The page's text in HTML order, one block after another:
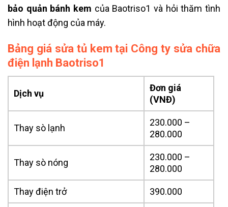
bảo quản bánh kem của Baotriso1 và hỏi thăm tình
hình hoạt động của máy.
Bảng giá sửa tủ kem tại Công ty sửa chữa
điện lạnh Baotriso1
Dịch vụ
Đơn giá
(VNĐ)
Thay sò lạnh
230.000 –
280.000
Thay sò nóng
230.000 –
280.000
Thay điện trở 390.000